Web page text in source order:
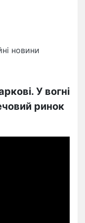
новини
У вогні
ринок